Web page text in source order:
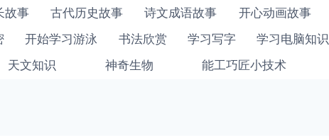
故事 古代历史故事 诗文成语故事 开心动画故事
开始学习游泳 书法欣赏 学习写字 学习电脑知识
天文知识 神奇生物 能工巧匠小技术